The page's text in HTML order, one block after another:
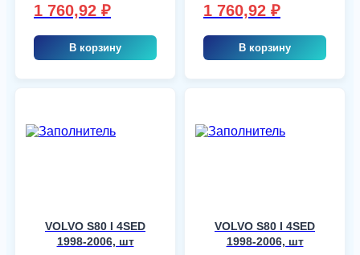
1 760,92 ₽
В корзину
1 760,92 ₽
В корзину
VOLVO S80 I 4SED
1998-2006, шт
VOLVO S80 I 4SED
1998-2006, шт